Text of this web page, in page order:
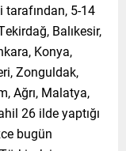
tarafından, 5-14
Balıkesir,
Konya,
Zonguldak,
Ağrı, Malatya,
26 ilde yaptığı
bugün